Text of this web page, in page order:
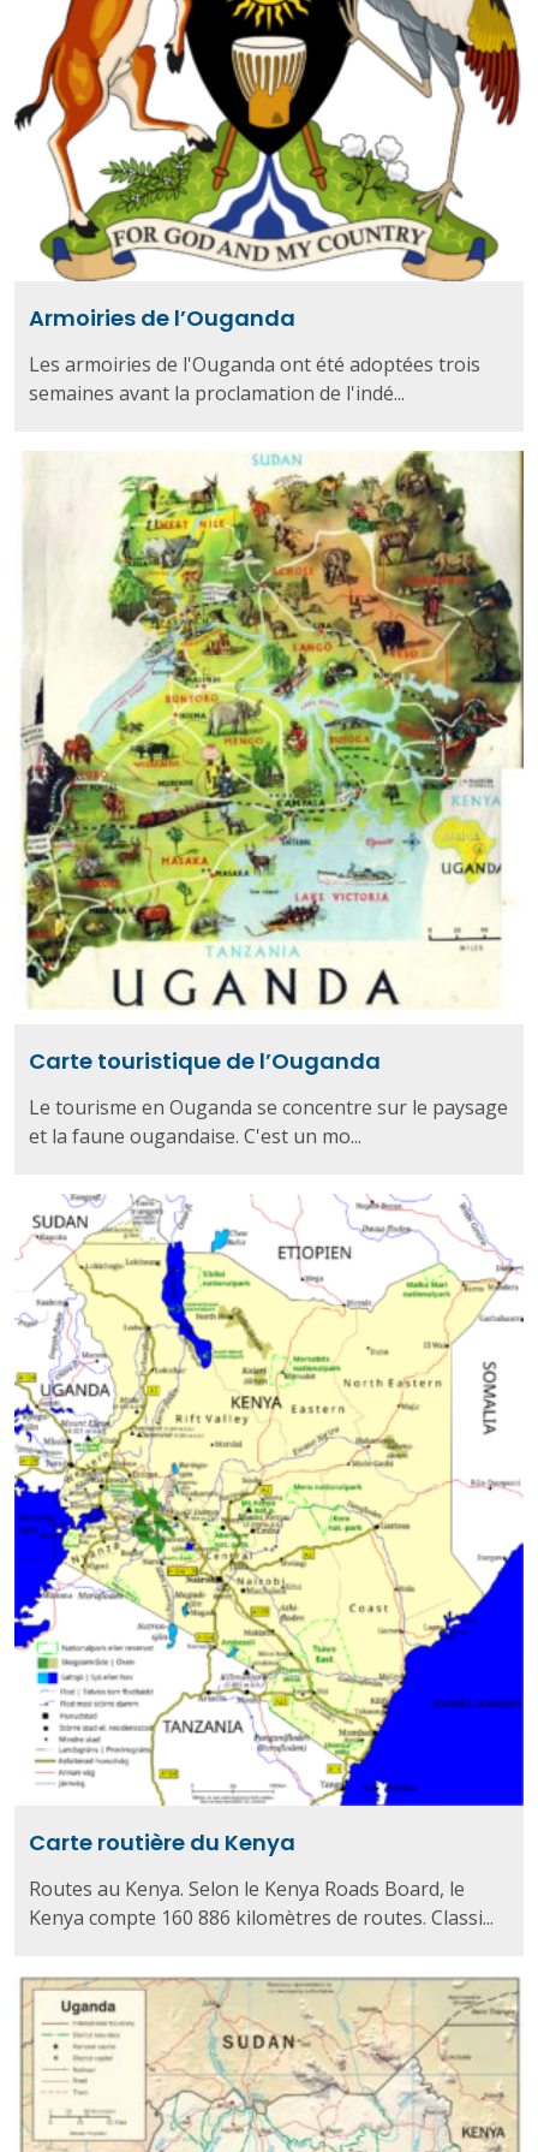
Armoiries de l’Ouganda
Les armoiries de l'Ouganda ont été adoptées trois
semaines avant la proclamation de l'indé...
Carte touristique de l’Ouganda
Le tourisme en Ouganda se concentre sur le paysage
et la faune ougandaise. C'est un mo...
Carte routière du Kenya
Routes au Kenya. Selon le Kenya Roads Board, le
Kenya compte 160 886 kilomètres de routes. Classi...